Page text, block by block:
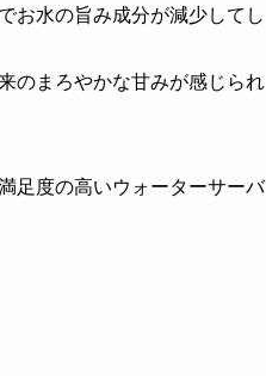
お水の旨み成分が減少してし
のまろやかな甘みが感じられ
足度の高いウォーターサーバ